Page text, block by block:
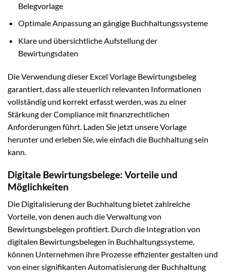
Belegvorlage
Optimale Anpassung an gängige Buchhaltungssysteme
Klare und übersichtliche Aufstellung der
Bewirtungsdaten
Die Verwendung dieser Excel Vorlage Bewirtungsbeleg
garantiert, dass alle steuerlich relevanten Informationen
vollständig und korrekt erfasst werden, was zu einer
Stärkung der Compliance mit finanzrechtlichen
Anforderungen führt. Laden Sie jetzt unsere Vorlage
herunter und erleben Sie, wie einfach die Buchhaltung sein
kann.
Digitale Bewirtungsbelege: Vorteile und
Möglichkeiten
Die Digitalisierung der Buchhaltung bietet zahlreiche
Vorteile, von denen auch die Verwaltung von
Bewirtungsbelegen profitiert. Durch die Integration von
digitalen Bewirtungsbelegen in Buchhaltungssysteme,
können Unternehmen ihre Prozesse effizienter gestalten und
von einer signifikanten Automatisierung der Buchhaltung